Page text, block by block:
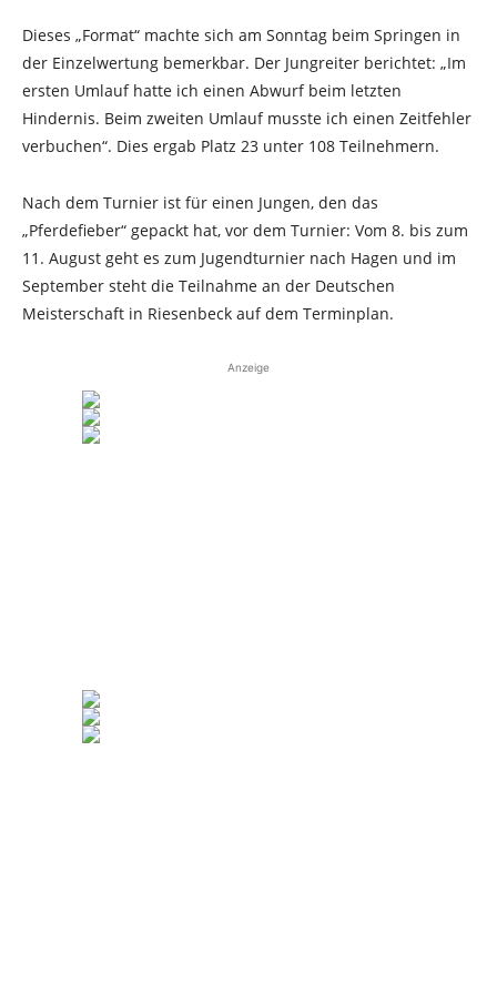
Dieses „Format“ machte sich am Sonntag beim Springen in
der Einzelwertung bemerkbar. Der Jungreiter berichtet: „Im
ersten Umlauf hatte ich einen Abwurf beim letzten
Hindernis. Beim zweiten Umlauf musste ich einen Zeitfehler
verbuchen“. Dies ergab Platz 23 unter 108 Teilnehmern.
Nach dem Turnier ist für einen Jungen, den das
„Pferdefieber“ gepackt hat, vor dem Turnier: Vom 8. bis zum
11. August geht es zum Jugendturnier nach Hagen und im
September steht die Teilnahme an der Deutschen
Meisterschaft in Riesenbeck auf dem Terminplan.
Anzeige